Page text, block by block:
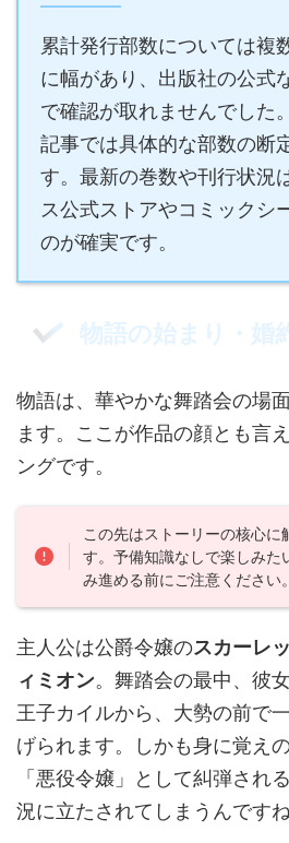
累計発行部数については複
に幅があり、出版社の公式
で確認が取れませんでした
記事では具体的な部数の断
す。最新の巻数や刊行状況
ス公式ストアやコミックシ
のが確実です。
物語の始まり・婚
物語は、華やかな舞踏会の場
ます。ここが作品の顔とも言
ングです。
この先はストーリーの核心に
す。予備知識なしで楽しみた
み進める前にご注意ください。
主人公は公爵令嬢のスカーレ
ィミオン。舞踏会の最中、彼
王子カイルから、大勢の前で
げられます。しかも身に覚え
「悪役令嬢」として糾弾され
況に立たされてしまうんですね